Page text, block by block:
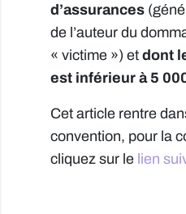
d’assurances
de l’auteur du
« victime ») et dont
est inférieur à 5
Cet article rentre
convention, pour la
cliquez sur le lien